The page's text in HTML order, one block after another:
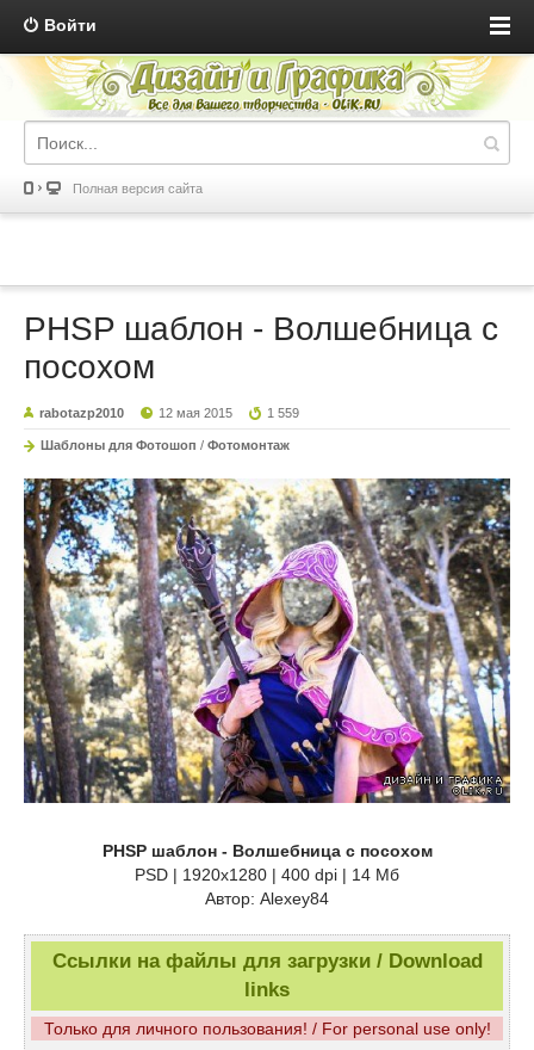
Войти
Полная версия сайта
PHSP шаблон - Волшебница с
посохом
rabotazp2010 12 мая 2015 1 559
Шаблоны для Фотошоп / Фотомонтаж
PHSP шаблон - Волшебница с посохом
PSD | 1920x1280 | 400 dpi | 14 Мб
Автор: Alexey84
Ссылки на файлы для загрузки / Download
links
Только для личного пользования! / For personal use only!